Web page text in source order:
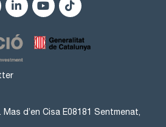
d’en Cisa E08181 Sentmenat,